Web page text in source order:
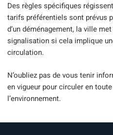
Des règles spécifiques
tarifs préférentiels sont prévus
d’un déménagement, la ville
signalisation si cela implique
circulation.
N’oubliez pas de vous tenir
en vigueur pour circuler en
l’environnement.